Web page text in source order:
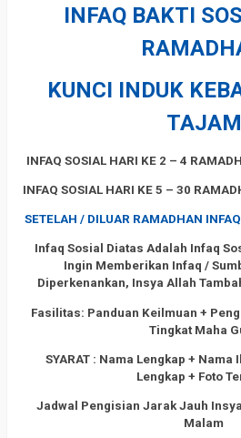
INFAQ BAKTI
KUNCI INDUK
TAJAM
INFAQ SOSIAL HARI KE 2 – 4
INFAQ SOSIAL HARI KE 5 – 30
SETELAH / DILUAR RAMADHAN
Infaq Sosial Diatas Adalah Infaq
Ingin Memberikan Infaq /
Diperkenankan, Insya Allah
Fasilitas: Panduan Keilmuan +
Tingkat Maha
SYARAT : Nama Lengkap + Nama
Lengkap + Foto
Jadwal Pengisian Jarak Jauh
Malam